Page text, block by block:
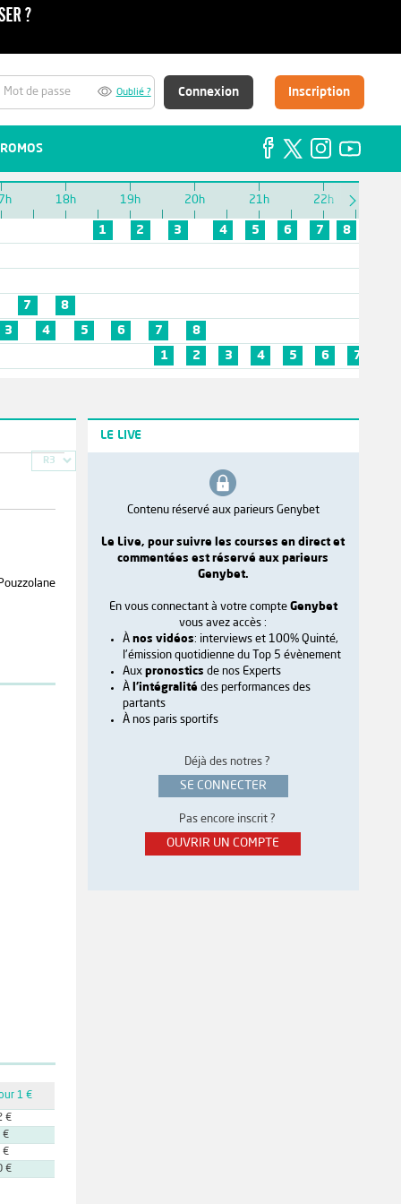
Oublié ? Connexion Inscription
18h 19h 20h 21h 22h
1 2 3 4 5 6 7
8
7
8
3 4 5 6 7
8
1
2 3 4 5 6 7
R3
1 €
€
€
€
€
LE LIVE
Contenu réservé aux parieurs Genybet
Le Live, pour suivre les courses en direct et
commentées est réservé aux parieurs
Genybet.
En vous connectant à votre compte Genybet
vous avez accès :
À nos vidéos: interviews et 100% Quinté,
l'émission quotidienne du Top 5 évènement
Aux pronostics de nos Experts
À l'intégralité des performances des
partants
À nos paris sportifs
Déjà des notres ?
SE CONNECTER
Pas encore inscrit ?
OUVRIR UN COMPTE